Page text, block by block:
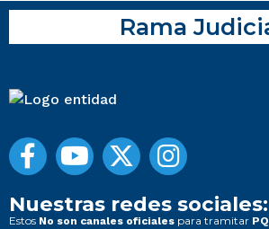
Rama
Nuestras redes sociales:
Estos No son canales oficiales para tramitar